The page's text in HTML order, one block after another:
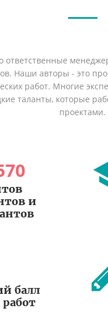
ответственные
Наши авторы - это
работ. Многие
таланты, которые
проектами.
и
балл